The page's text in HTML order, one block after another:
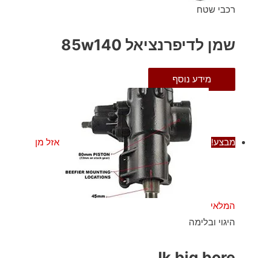
רכבי שטח
שמן לדיפרנציאל 85w140
מידע נוסף
מבצע! אזל מן
המלאי
היגוי ובלימה